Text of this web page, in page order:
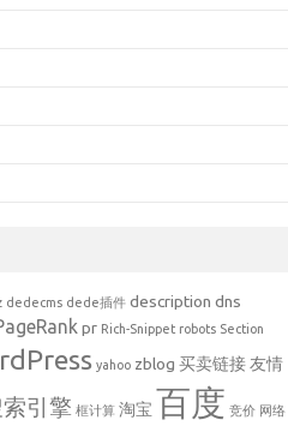
dedecms dede插件 description dns
pr Rich-Snippet robots Section
yahoo zblog 买卖链接友情
引擎 框计算 淘宝 百度 竞价 网络